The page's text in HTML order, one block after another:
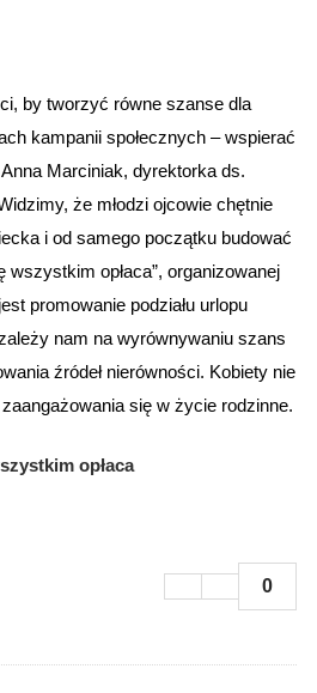
by tworzyć równe szanse dla
kampanii społecznych – wspierać
Marciniak, dyrektorka ds.
że młodzi ojcowie chętnie
i od samego początku budować
opłaca”, organizowanej
promowanie podziału urlopu
nam na wyrównywaniu szans
źródeł nierówności. Kobiety nie
się w życie rodzinne.
opłaca
0